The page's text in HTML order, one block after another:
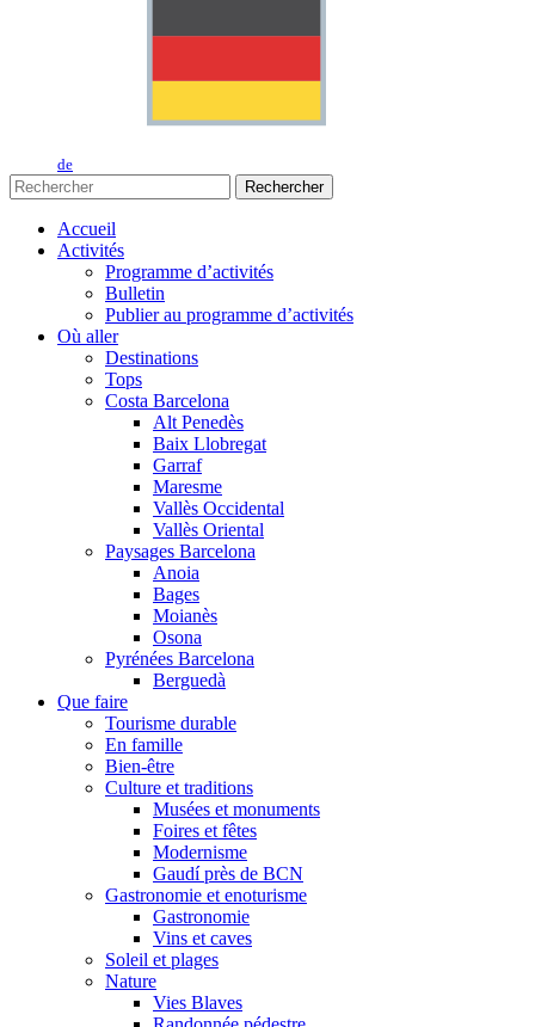
de
Rechercher
Accueil
Activités
Programme d’activités
Bulletin
Publier au programme d’activités
Où aller
Destinations
Tops
Costa Barcelona
Alt Penedès
Baix Llobregat
Garraf
Maresme
Vallès Occidental
Vallès Oriental
Paysages Barcelona
Anoia
Bages
Moianès
Osona
Pyrénées Barcelona
Berguedà
Que faire
Tourisme durable
En famille
Bien-être
Culture et traditions
Musées et monuments
Foires et fêtes
Modernisme
Gaudí près de BCN
Gastronomie et enoturisme
Gastronomie
Vins et caves
Soleil et plages
Nature
Vies Blaves